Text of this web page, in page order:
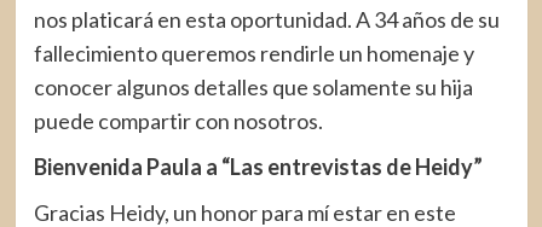
nos platicará en esta oportunidad. A 34 años de su
fallecimiento queremos rendirle un homenaje y
conocer algunos detalles que solamente su hija
puede compartir con nosotros.
Bienvenida Paula a “Las entrevistas de Heidy”
Gracias Heidy, un honor para mí estar en este